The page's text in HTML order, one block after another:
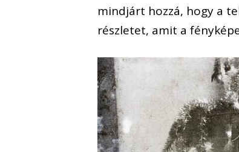
mindjárt hozzá, hogy a
részletet, amit a